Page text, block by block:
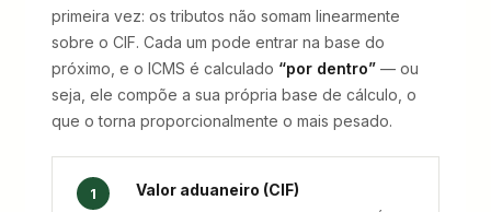
primeira vez: os tributos não somam linearmente
sobre o CIF. Cada um pode entrar na base do
próximo, e o ICMS é calculado “por dentro” — ou
seja, ele compõe a sua própria base de cálculo, o
que o torna proporcionalmente o mais pesado.
1 Valor aduaneiro (CIF)